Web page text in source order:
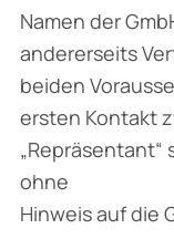
Namen der
andererseits
beiden
ersten Kontakt
„Repräsentant“
ohne
Hinweis auf die